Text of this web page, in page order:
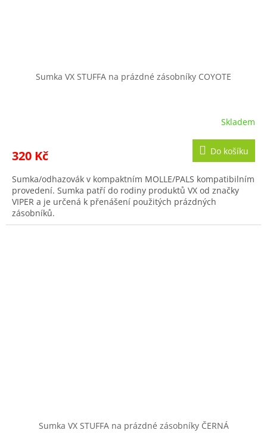
Sumka VX STUFFA na prázdné zásobníky COYOTE
Skladem
320 Kč Do košíku
Sumka/odhazovák v kompaktním MOLLE/PALS kompatibilním
provedení. Sumka patří do rodiny produktů VX od značky
VIPER a je určená k přenášení použitých prázdných
zásobníků.
Sumka VX STUFFA na prázdné zásobníky ČERNÁ